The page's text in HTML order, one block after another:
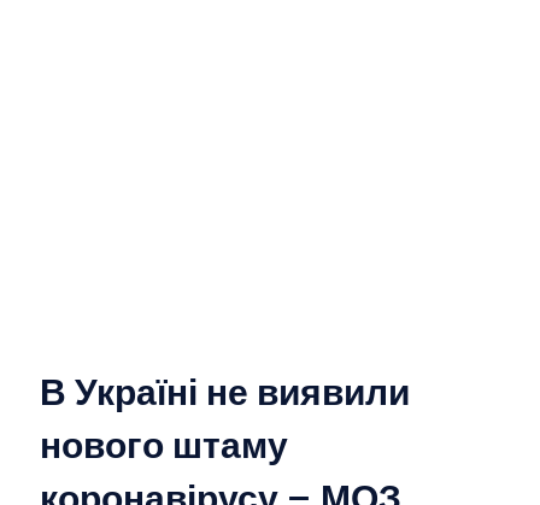
В Україні не виявили
нового штаму